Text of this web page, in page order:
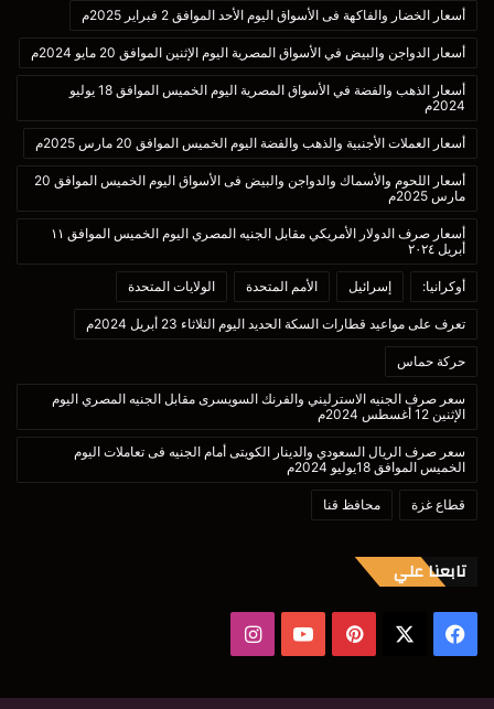
أسعار الخضار والفاكهة فى الأسواق اليوم الأحد الموافق 2 فبراير 2025م
أسعار الدواجن والبيض في الأسواق المصرية اليوم الإثنين الموافق 20 مايو 2024م
أسعار الذهب والفضة في الأسواق المصرية اليوم الخميس الموافق 18 يوليو
2024م
أسعار العملات الأجنبية والذهب والفضة اليوم الخميس الموافق 20 مارس 2025م
أسعار اللحوم والأسماك والدواجن والبيض فى الأسواق اليوم الخميس الموافق 20
مارس 2025م
أسعار صرف الدولار الأمريكي مقابل الجنيه المصري اليوم الخميس الموافق ١١
أبريل ٢٠٢٤
أوكرانيا: إسرائيل الأمم المتحدة الولايات المتحدة
تعرف على مواعيد قطارات السكة الحديد اليوم الثلاثاء 23 أبريل 2024م
حركة حماس
سعر صرف الجنيه الاسترليني والفرنك السويسرى مقابل الجنيه المصري اليوم
الإثنين 12 أغسطس 2024م
سعر صرف الريال السعودي والدينار الكويتى أمام الجنيه فى تعاملات اليوم
الخميس الموافق 18يوليو 2024م
قطاع غزة محافظ قنا
تابعنا علي
فيسبوك بينتيريست‫YouTube